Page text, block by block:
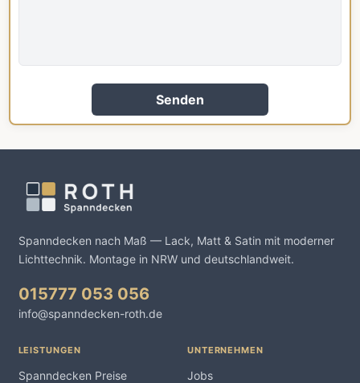
Senden
Spanndecken nach Maß — Lack, Matt & Satin mit moderner
Lichttechnik. Montage in NRW und deutschlandweit.
015777 053 056
info@spanndecken-roth.de
LEISTUNGEN
Spanndecken Preise
UNTERNEHMEN
Jobs